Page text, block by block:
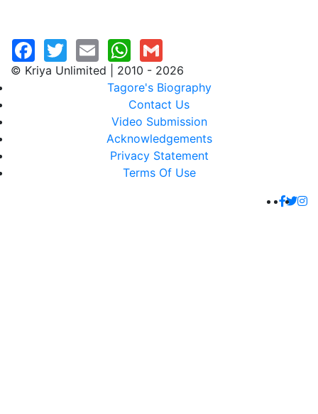
© Kriya Unlimited | 2010 - 2026
Tagore's Biography
Contact Us
Video Submission
Acknowledgements
Privacy Statement
Terms Of Use